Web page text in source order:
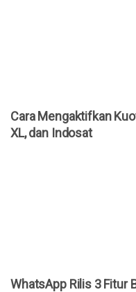
Cara Mengaktifkan
XL, dan Indosat
WhatsApp Rilis 3 Fitur